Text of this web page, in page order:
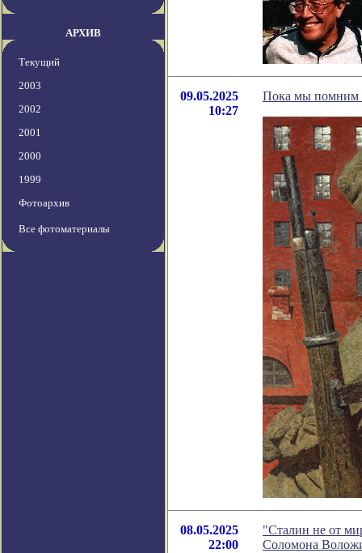
АРХИВ
Текущий
2003
2002
2001
2000
1999
Фотоархив
Все фотоматериалы
09.05.2025
10:27
Пока мы помним
08.05.2025
22:00
"Сталин не от
Соломона